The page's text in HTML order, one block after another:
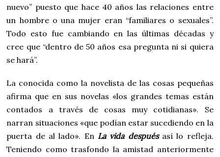
nuevo” puesto que hace 40 años las relaciones entre
un hombre o una mujer eran “familiares o sexuales”.
Todo esto fue cambiando en las últimas décadas y
cree que “dentro de 50 años esa pregunta ni si quiera
se hará”.
La conocida como la novelista de las cosas pequeñas
afirma que en sus novelas «los grandes temas están
contados a través de cosas muy cotidianas». Se
narran situaciones «que podían estar sucediendo en la
puerta de al lado». En La vida despuésasí lo refleja.
Teniendo como trasfondo la amistad anteriormente